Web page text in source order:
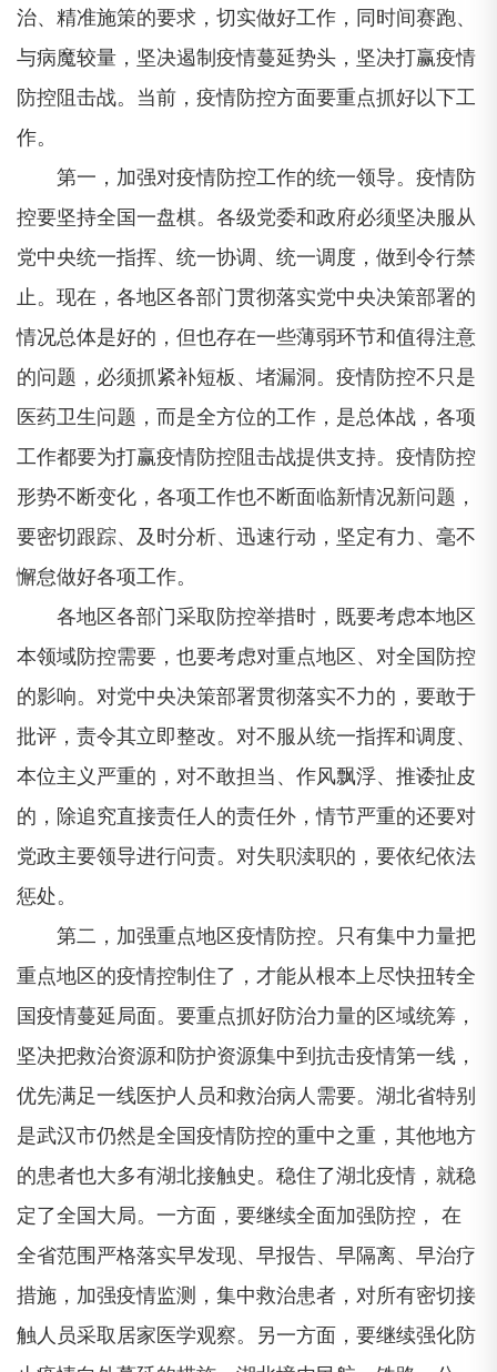
治、精准施策的要求，切实做好工作，同时间赛跑、
与病魔较量，坚决遏制疫情蔓延势头，坚决打赢疫情
防控阻击战。当前，疫情防控方面要重点抓好以下工
作。
第一，加强对疫情防控工作的统一领导。疫情防
控要坚持全国一盘棋。各级党委和政府必须坚决服从
党中央统一指挥、统一协调、统一调度，做到令行禁
止。现在，各地区各部门贯彻落实党中央决策部署的
情况总体是好的，但也存在一些薄弱环节和值得注意
的问题，必须抓紧补短板、堵漏洞。疫情防控不只是
医药卫生问题，而是全方位的工作，是总体战，各项
工作都要为打赢疫情防控阻击战提供支持。疫情防控
形势不断变化，各项工作也不断面临新情况新问题，
要密切跟踪、及时分析、迅速行动，坚定有力、毫不
懈怠做好各项工作。
各地区各部门采取防控举措时，既要考虑本地区
本领域防控需要，也要考虑对重点地区、对全国防控
的影响。对党中央决策部署贯彻落实不力的，要敢于
批评，责令其立即整改。对不服从统一指挥和调度、
本位主义严重的，对不敢担当、作风飘浮、推诿扯皮
的，除追究直接责任人的责任外，情节严重的还要对
党政主要领导进行问责。对失职渎职的，要依纪依法
惩处。
第二，加强重点地区疫情防控。只有集中力量把
重点地区的疫情控制住了，才能从根本上尽快扭转全
国疫情蔓延局面。要重点抓好防治力量的区域统筹，
坚决把救治资源和防护资源集中到抗击疫情第一线，
优先满足一线医护人员和救治病人需要。湖北省特别
是武汉市仍然是全国疫情防控的重中之重，其他地方
的患者也大多有湖北接触史。稳住了湖北疫情，就稳
定了全国大局。一方面，要继续全面加强防控， 在
全省范围严格落实早发现、早报告、早隔离、早治疗
措施，加强疫情监测，集中救治患者，对所有密切接
触人员采取居家医学观察。另一方面，要继续强化防